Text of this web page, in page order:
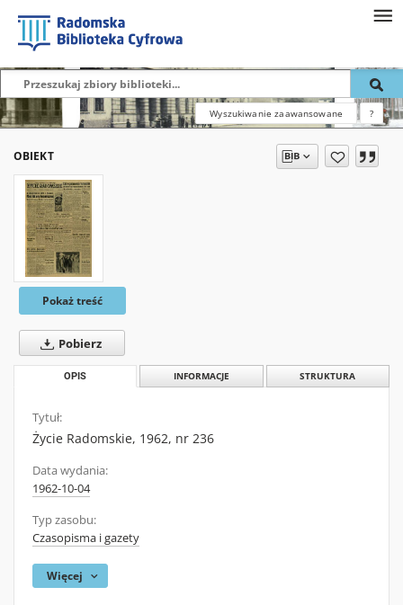
Wyszukiwanie zaawansowane ?
OBIEKT
Pokaż treść
Pobierz
OPIS INFORMACJE STRUKTURA
Tytuł:
Życie Radomskie, 1962, nr 236
Data wydania:
1962-10-04
Typ zasobu:
Czasopisma i gazety
Więcej